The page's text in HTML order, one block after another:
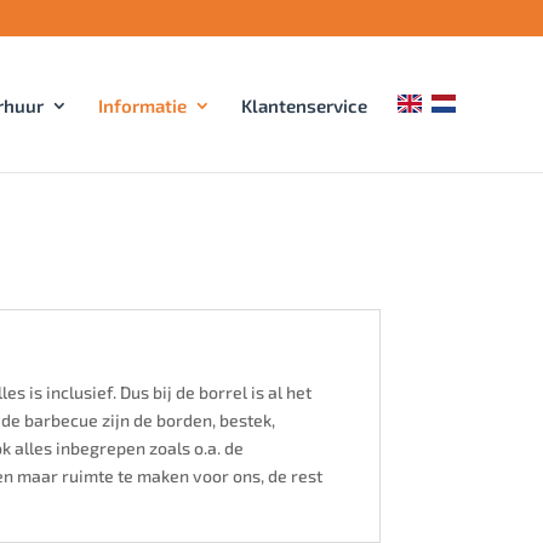
Informatie Klantenservice
is inclusief. Dus bij de borrel is al het
barbecue zijn de borden, bestek,
alles inbegrepen zoals o.a. de
maar ruimte te maken voor ons, de rest